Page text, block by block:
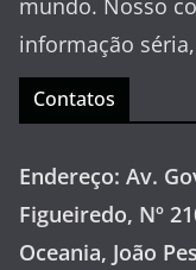
mundo. Nosso
informação
Contatos
Endereço: Av.
Figueiredo, Nº
Oceania, João